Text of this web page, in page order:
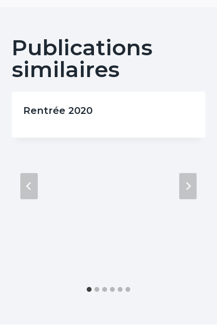
Publications
similaires
Rentrée 2020